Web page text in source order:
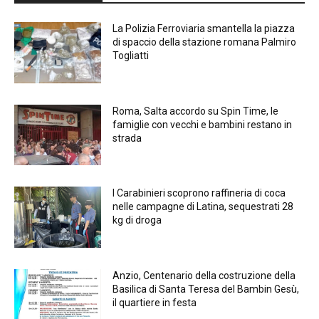
La Polizia Ferroviaria smantella la piazza
di spaccio della stazione romana Palmiro
Togliatti
Roma, Salta accordo su Spin Time, le
famiglie con vecchi e bambini restano in
strada
I Carabinieri scoprono raffineria di coca
nelle campagne di Latina, sequestrati 28
kg di droga
Anzio, Centenario della costruzione della
Basilica di Santa Teresa del Bambin Gesù,
il quartiere in festa